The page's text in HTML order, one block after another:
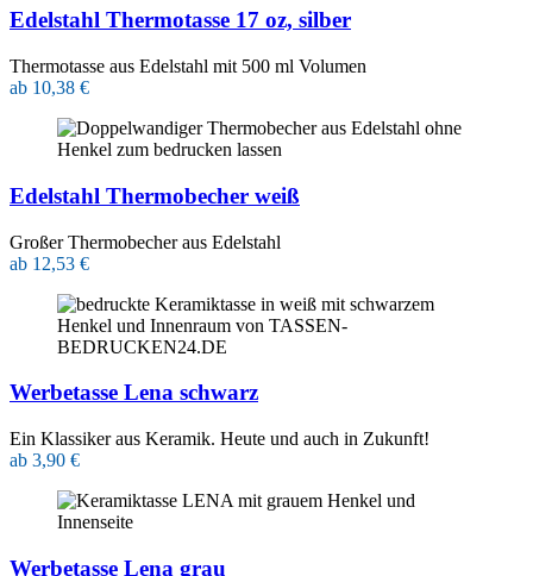
Edelstahl Thermotasse 17 oz, silber
Thermotasse aus Edelstahl mit 500 ml Volumen
ab 10,38 €
Edelstahl Thermobecher weiß
Großer Thermobecher aus Edelstahl
ab 12,53 €
Werbetasse Lena schwarz
Ein Klassiker aus Keramik. Heute und auch in Zukunft!
ab 3,90 €
Werbetasse Lena grau